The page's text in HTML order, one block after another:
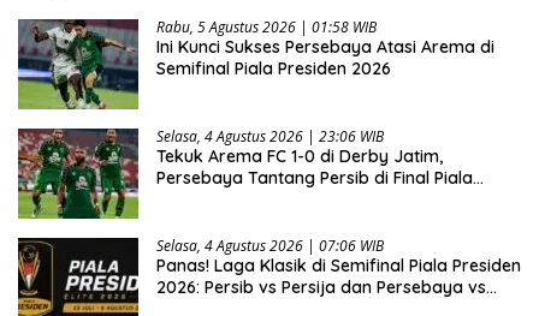
Rabu, 5 Agustus 2026 | 01:58 WIB
Ini Kunci Sukses Persebaya Atasi Arema di
Semifinal Piala Presiden 2026
Selasa, 4 Agustus 2026 | 23:06 WIB
Tekuk Arema FC 1-0 di Derby Jatim,
Persebaya Tantang Persib di Final Piala
Selasa, 4 Agustus 2026 | 07:06 WIB
Panas! Laga Klasik di Semifinal Piala Presiden
2026: Persib vs Persija dan Persebaya vs